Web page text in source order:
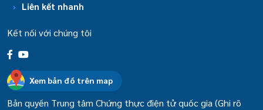
Liên kết nhanh
Kết nối với chúng tôi
Xem bản đồ trên map
Bản quyền Trung tâm Chứng thực điện tử quốc gia (Ghi rõ